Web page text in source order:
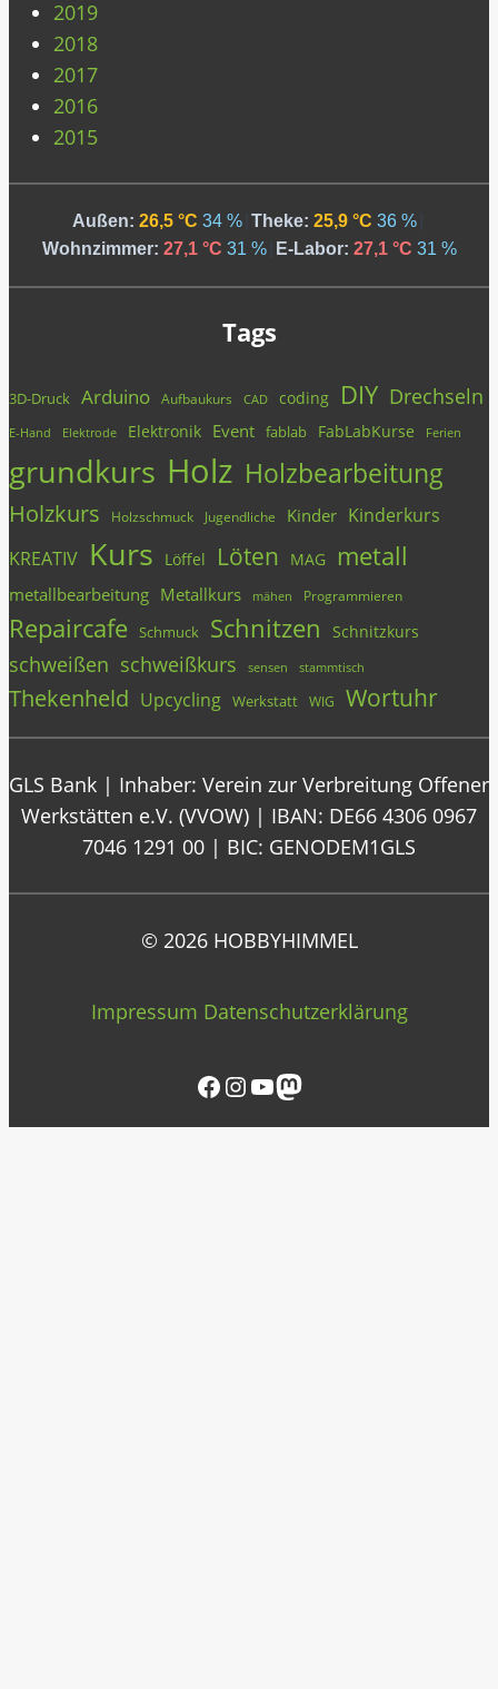
2019
2018
2017
2016
2015
Außen: 26,5 °C 34 % Theke: 25,9 °C 36 %
Wohnzimmer: 27,1 °C 31 % E-Labor: 27,1 °C 31 %
Tags
3D-Druck Arduino Aufbaukurs CAD coding DIY Drechseln
E-Hand Elektrode Elektronik Event fablab FabLabKurse Ferien
grundkurs Holz Holzbearbeitung
Holzkurs Holzschmuck Jugendliche Kinder Kinderkurs
KREATIV Kurs Löffel Löten MAG metall
metallbearbeitung Metallkurs mähen Programmieren
Repaircafe Schmuck Schnitzen Schnitzkurs
schweißen schweißkurs sensen stammtisch
Thekenheld Upcycling Werkstatt WIG Wortuhr
GLS Bank | Inhaber: Verein zur Verbreitung Offener
Werkstätten e.V. (VVOW) | IBAN: DE66 4306 0967
7046 1291 00 | BIC: GENODEM1GLS
© 2026 HOBBYHIMMEL
Impressum Datenschutzerklärung
Facebook InstagramYouTube Mastodon